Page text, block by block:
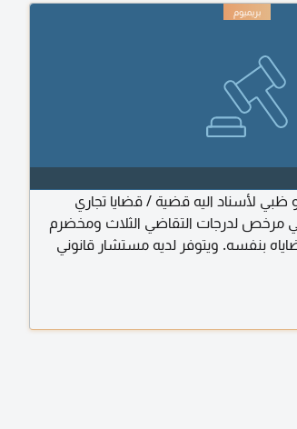
لأسناد اليه قضية / قضايا تجاري
مرخص لدرجات التقاضي الثلاث ومخضرم
بنفسه. ويتوفر لديه مستشار قانوني